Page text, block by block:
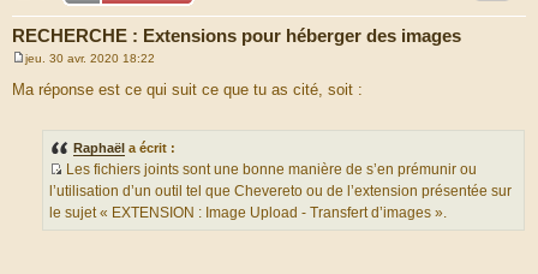
RECHERCHE : Extensions pour héberger des images
M
s
jeu. 30 avr. 2020 18:22
Ma réponse est ce qui suit ce que tu as cité, soit :
Raphaël a écrit :
S
o
Les fichiers joints sont une bonne manière de s’en prémunir ou
l’utilisation d’un outil tel que Chevereto ou de l’extension présentée sur
le sujet « EXTENSION : Image Upload - Transfert d’images ».